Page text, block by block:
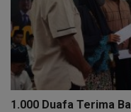
1.000 Duafa Terima